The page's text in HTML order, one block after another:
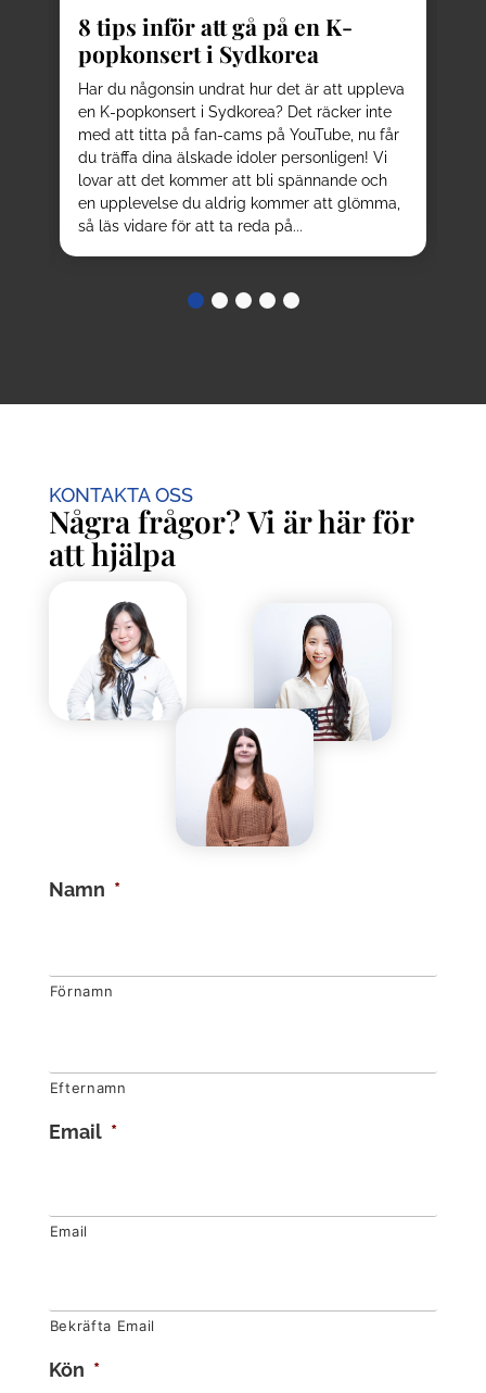
8 tips inför att gå på en K-
popkonsert i Sydkorea
Har du någonsin undrat hur det är att uppleva
en K-popkonsert i Sydkorea? Det räcker inte
med att titta på fan-cams på YouTube, nu får
du träffa dina älskade idoler personligen! Vi
lovar att det kommer att bli spännande och
en upplevelse du aldrig kommer att glömma,
så läs vidare för att ta reda på...
KONTAKTA OSS
Några frågor? Vi är här för
att hjälpa
Namn *
Förnamn
Efternamn
Email *
Email
Bekräfta Email
Kön *